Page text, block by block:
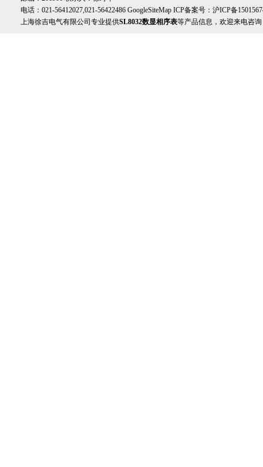
电话：021-56412027,021-56422486 GoogleSiteMap ICP备案号： 沪ICP备
上海徐吉电气有限公司专业提供SL8032数显相序表等产品信息，欢迎来电咨